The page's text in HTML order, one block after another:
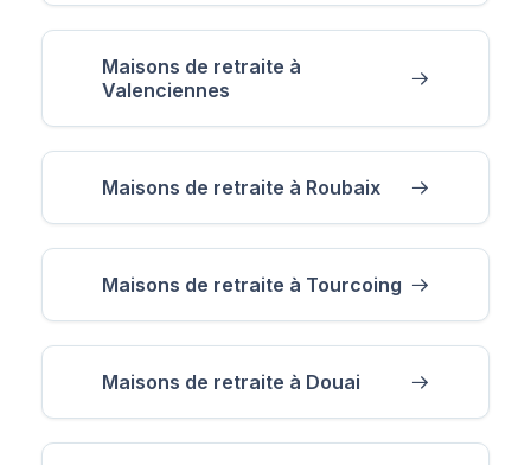
Maisons de retraite à
Valenciennes
Maisons de retraite à Roubaix
Maisons de retraite à Tourcoing
Maisons de retraite à Douai